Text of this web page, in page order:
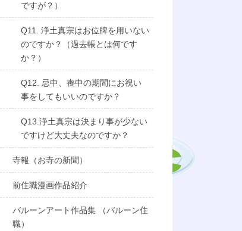
ですが？）
Q11. 浄土真宗はお位牌を用いない
のですか？（過去帳とは何です
か？）
Q12. 忌中、喪中の期間にお祝い
事をしてもいいのですか？
Q13.浄土真宗は決まり事が少ない
ですけど大丈夫なのですか？
寺報（お寺の新聞）
前住職漫画作品紹介
バルーンアート作品集 （バルーン住
職）